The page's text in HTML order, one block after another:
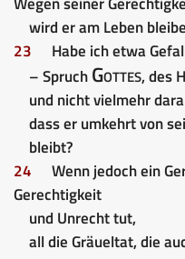
wird er am Leben
23
Habe ich etwa
– SpruchGottes, des
und nicht vielmehr
dass er umkehrt von
bleibt?
24
Wenn jedoch ein
Gerechtigkeit
und Unrecht tut,
all die Gräueltat, die